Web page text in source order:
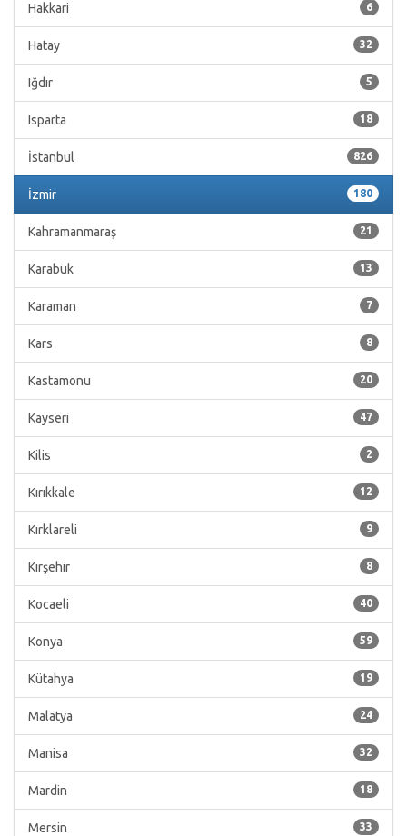
6
Hakkari
32
Hatay
5
Iğdır
18
Isparta
826
İstanbul
180
İzmir
21
Kahramanmaraş
13
Karabük
7
Karaman
8
Kars
20
Kastamonu
47
Kayseri
2
Kilis
12
Kırıkkale
9
Kırklareli
8
Kırşehir
40
Kocaeli
59
Konya
19
Kütahya
24
Malatya
32
Manisa
18
Mardin
33
Mersin